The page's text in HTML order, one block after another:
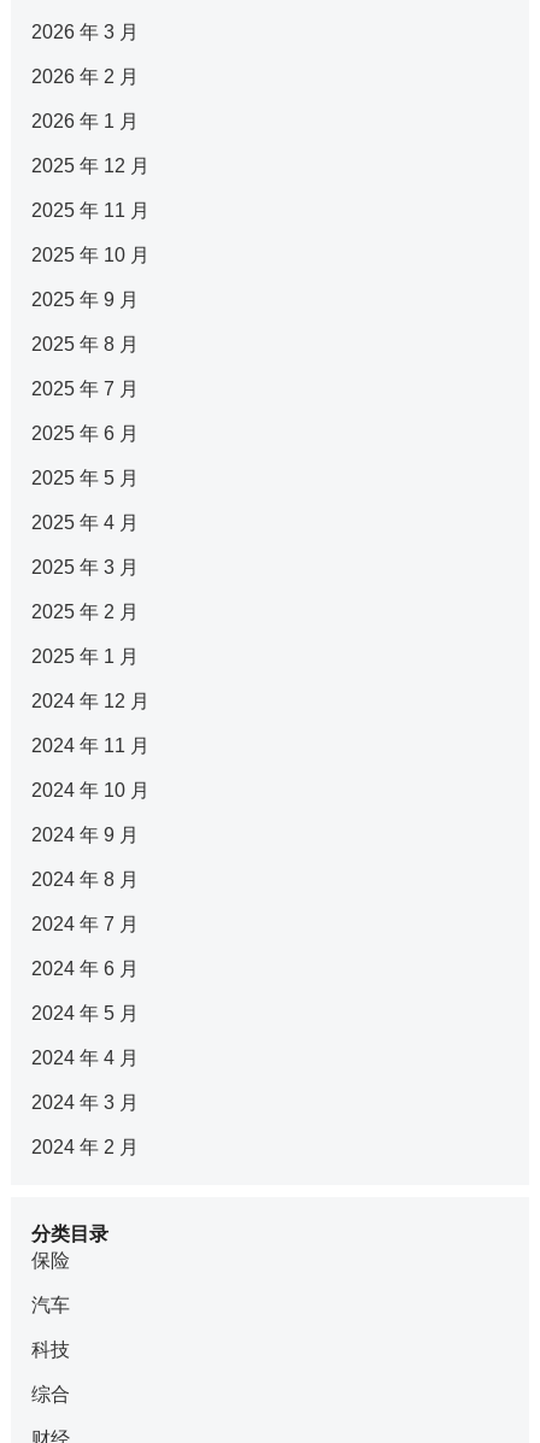
2026 年 3 月
2026 年 2 月
2026 年 1 月
2025 年 12 月
2025 年 11 月
2025 年 10 月
2025 年 9 月
2025 年 8 月
2025 年 7 月
2025 年 6 月
2025 年 5 月
2025 年 4 月
2025 年 3 月
2025 年 2 月
2025 年 1 月
2024 年 12 月
2024 年 11 月
2024 年 10 月
2024 年 9 月
2024 年 8 月
2024 年 7 月
2024 年 6 月
2024 年 5 月
2024 年 4 月
2024 年 3 月
2024 年 2 月
分类目录
保险
汽车
科技
综合
财经